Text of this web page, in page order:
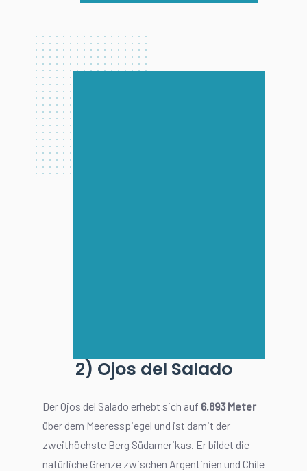
2) Ojos del Salado
Der Ojos del Salado erhebt sich auf 6.893 Meter
über dem Meeresspiegel und ist damit der
zweithöchste Berg Südamerikas. Er bildet die
natürliche Grenze zwischen Argentinien und Chile